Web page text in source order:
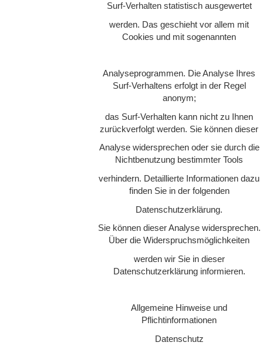
Surf-Verhalten statistisch ausgewertet
werden. Das geschieht vor allem mit
Cookies und mit sogenannten
Analyseprogrammen. Die Analyse Ihres
Surf-Verhaltens erfolgt in der Regel
anonym;
das Surf-Verhalten kann nicht zu Ihnen
zurückverfolgt werden. Sie können dieser
Analyse widersprechen oder sie durch die
Nichtbenutzung bestimmter Tools
verhindern. Detaillierte Informationen dazu
finden Sie in der folgenden
Datenschutzerklärung.
Sie können dieser Analyse widersprechen.
Über die Widerspruchsmöglichkeiten
werden wir Sie in dieser
Datenschutzerklärung informieren.
Allgemeine Hinweise und
Pflichtinformationen
Datenschutz